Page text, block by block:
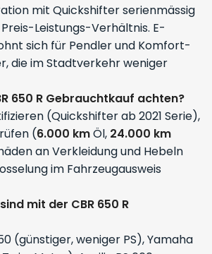
mit Quickshifter serienmässig
Leistungs-Verhältnis. E-
sich für Pendler und Komfort-
die im Stadtverkehr weniger
650 R Gebrauchtkauf achten?
(Quickshifter ab 2021 Serie),
(6.000 kmÖl, 24.000 km
an Verkleidung und Hebeln
im Fahrzeugausweis
mit der CBR 650 R
(günstiger, weniger PS), Yamaha